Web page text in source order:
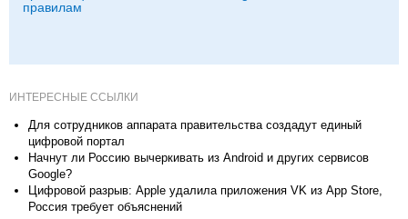
правилам
ИНТЕРЕСНЫЕ ССЫЛКИ
Для сотрудников аппарата правительства создадут единый
цифровой портал
Начнут ли Россию вычеркивать из Android и других сервисов
Google?
Цифровой разрыв: Apple удалила приложения VK из App Store,
Россия требует объяснений